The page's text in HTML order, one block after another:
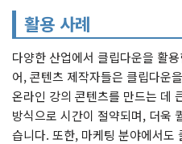
활용 사례
다양한 산업에서 클립다운을 활
어, 콘텐츠 제작자들은 클립다운
온라인 강의 콘텐츠를 만드는 데
방식으로 시간이 절약되며, 더욱
습니다. 또한, 마케팅 분야에서도